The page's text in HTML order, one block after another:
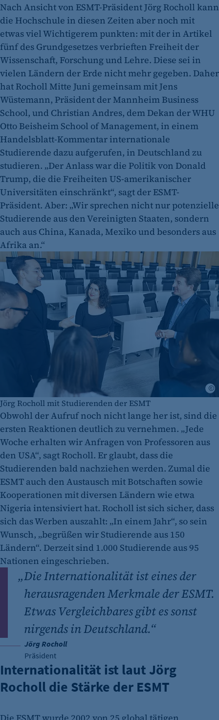
Nach Ansicht von ESMT-Präsident Jörg Rocholl kann
die Hochschule in diesen Zeiten aber noch mit
etwas viel Wichtigerem punkten: mit der in Artikel
fünf des Grundgesetzes verbrieften Freiheit der
Wissenschaft, Forschung und Lehre. Diese sei in
vielen Ländern der Erde nicht mehr gegeben. Daher
hat Rocholl Mitte Juni gemeinsam mit Jens
Wüstemann, Präsident der Mannheim Business
School, und Christian Andres, dem Dekan der WHU
Otto Beisheim School of Management, in einem
Handelsblatt-Kommentar internationale
Studierende dazu aufgerufen, in Deutschland zu
studieren. „Der Anlass war die Politik von Donald
Trump, die die Freiheiten US-amerikanischer
Universitäten einschränkt“, sagt der ESMT-
Präsident. Aber: „Wir sprechen nicht nur potenzielle
Studierende aus den Vereinigten Staaten, sondern
auch aus China, Kanada, Mexiko und besonders aus
Afrika an.“
Jörg Rocholl mit Studierenden der ESMT
Obwohl der Aufruf noch nicht lange her ist, sind die
ersten Reaktionen deutlich zu vernehmen. „Jede
Woche erhalten wir Anfragen von Professoren aus
den USA“, sagt Rocholl. Er glaubt, dass die
Studierenden bald nachziehen werden. Zumal die
ESMT auch den Austausch mit Botschaften sowie
Kooperationen mit diversen Ländern wie etwa
Nigeria intensiviert hat. Rocholl ist sich sicher, dass
sich das Werben auszahlt: „In einem Jahr“, so sein
Wunsch, „begrüßen wir Studierende aus 150
Ländern“. Derzeit sind 1.000 Studierende aus 95
Nationen eingeschrieben.
„Die Internationalität ist eines der
herausragenden Merkmale der ESMT.
Etwas Vergleichbares gibt es sonst
nirgends in Deutschland.“
Jörg Rocholl
Präsident
Internationalität ist laut Jörg
Rocholl die Stärke der ESMT